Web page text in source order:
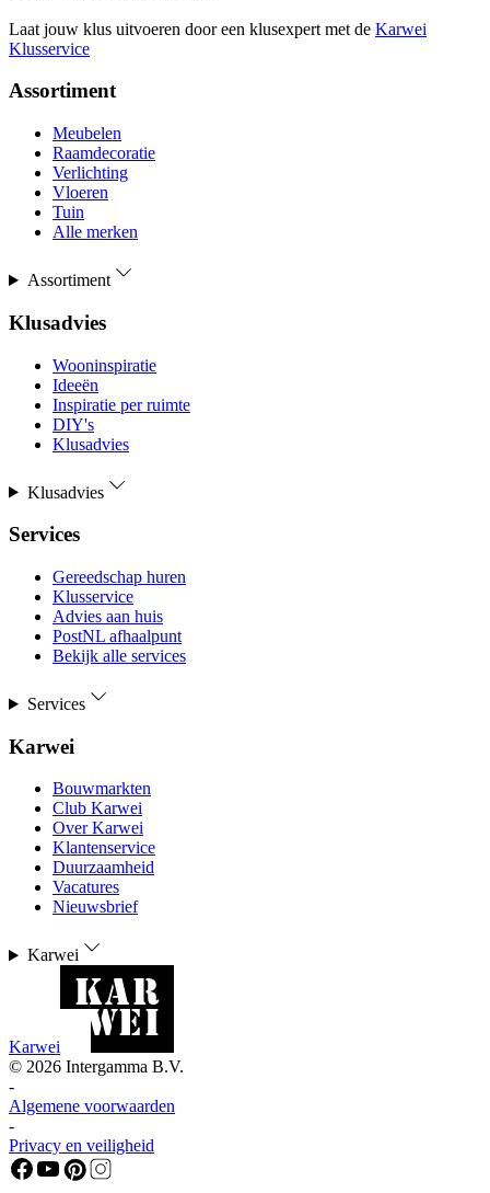
Laat jouw klus uitvoeren door een klusexpert met de Karwei
Klusservice
Assortiment
Meubelen
Raamdecoratie
Verlichting
Vloeren
Tuin
Alle merken
Assortiment
Klusadvies
Wooninspiratie
Ideeën
Inspiratie per ruimte
DIY's
Klusadvies
Klusadvies
Services
Gereedschap huren
Klusservice
Advies aan huis
PostNL afhaalpunt
Bekijk alle services
Services
Karwei
Bouwmarkten
Club Karwei
Over Karwei
Klantenservice
Duurzaamheid
Vacatures
Nieuwsbrief
Karwei
Karwei
© 2026 Intergamma B.V.
-
Algemene voorwaarden
-
Privacy en veiligheid